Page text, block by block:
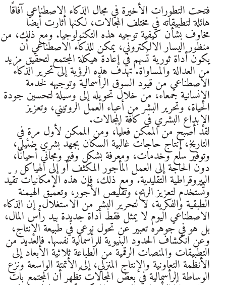
فتحت التطورات الأخيرة في مجال الذكاء الاصطناعي آفاقًا
هائلة لتطبيقاته في مختلف المجالات، لكنها أثارت أيضًا
مخاوف بشأن كيفية توجيه هذه التكنولوجيا. ومع ذلك، من
منظور اليسار الالكتروني، يمكن للذكاء الاصطناعي أن
يكون أداة ثورية تُسهم في إعادة هيكلة المجتمع لتحقيق مزيد
من العدالة والمساواة. تهدف هذه الرؤية إلى تحرير الذكاء
الاصطناعي من قيود السوق الرأسمالية وتوجيهه لخدمة
الإنسانية جمعاء، من خلال تحويله إلى وسيلة لتحسين جودة
الحياة، وتحرير البشر من أعباء العمل الروتيني، وتعزيز
الإبداع البشري في كافة المجالات.
لقد أصبح من الممكن فعليًا، ومن الممكن لأول مرة في
التاريخ، إنتاج حاجات غالبية السكان بجهد بشري ضئيل،
وتوفير سلع وخدمات، ومعرفة بشكل وفير ومجاني أحيانًا،
دون الحاجة إلى العمل المأجور المكثف أو إلى الهياكل
البيروقراطية التقليدية. ومع ذلك، فإن هذه الإمكانيات تُقيّد
وتُستخدم لتعزيز الربح، وتقليص الأجور، وتعميق الهيمنة
الطبقية والفكرية، لا لتحرير البشر من الاستغلال. إن الذكاء
الاصطناعي اليوم لا يمثل فقط أداة جديدة بيد رأس المال،
بل هو في جوهره تعبير عن تحول نوعي في طبيعة الإنتاج،
وعن انكشاف الحدود البنيوية للرأسمالية نفسها. فالعديد من
التطبيقات والمنصات الرقمية من الطباعة ثلاثية الأبعاد إلى
الأنظمة التعاونية والإنتاج المنزلي، إلى الأتمتة الواسعة ونزع
الوساطة الرأسمالية في بعض المجالات تُظهر أن المجتمع بات